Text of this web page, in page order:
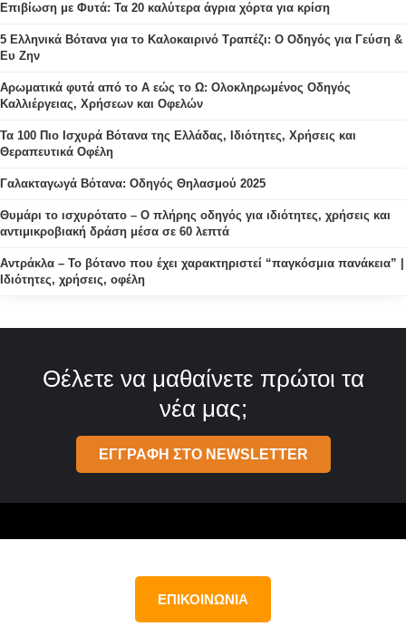
Επιβίωση με Φυτά: Τα 20 καλύτερα άγρια χόρτα για κρίση
5 Ελληνικά Βότανα για το Καλοκαιρινό Τραπέζι: Ο Οδηγός για Γεύση &
Ευ Ζην
Αρωματικά φυτά από το Α εώς το Ω: Ολοκληρωμένος Οδηγός
Καλλιέργειας, Χρήσεων και Οφελών
Τα 100 Πιο Ισχυρά Βότανα της Ελλάδας, Ιδιότητες, Χρήσεις και
Θεραπευτικά Οφέλη
Γαλακταγωγά Βότανα: Οδηγός Θηλασμού 2025
Θυμάρι το ισχυρότατο – Ο πλήρης οδηγός για ιδιότητες, χρήσεις και
αντιμικροβιακή δράση μέσα σε 60 λεπτά
Αντράκλα – Το βότανο που έχει χαρακτηριστεί “παγκόσμια πανάκεια” |
Ιδιότητες, χρήσεις, οφέλη
Θέλετε να μαθαίνετε πρώτοι τα
νέα μας;
ΕΓΓΡΑΦΗ ΣΤΟ NEWSLETTER
ΕΠΙΚΟΙΝΩΝΙΑ